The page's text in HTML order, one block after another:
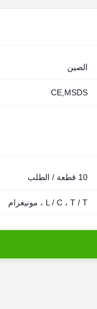
الصين
CE,MSDS
10 قطعة / الطلب
L / C ، T / T ، مونيغرام